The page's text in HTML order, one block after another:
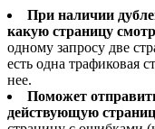
При наличии
какую страницу
одному запросу две
есть одна трафиковая
нее.
Поможет
действующую